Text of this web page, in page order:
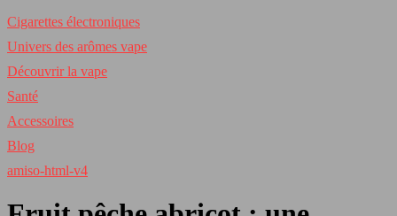
Cigarettes électroniques
Univers des arômes vape
Découvrir la vape
Santé
Accessoires
Blog
amiso-html-v4